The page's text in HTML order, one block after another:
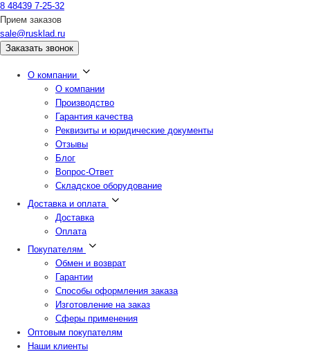
8 48439 7-25-32
Прием заказов
sale@rusklad.ru
Заказать звонок
О компании
О компании
Производство
Гарантия качества
Реквизиты и юридические документы
Отзывы
Блог
Вопрос-Ответ
Складское оборудование
Доставка и оплата
Доставка
Оплата
Покупателям
Обмен и возврат
Гарантии
Способы оформления заказа
Изготовление на заказ
Сферы применения
Оптовым покупателям
Наши клиенты